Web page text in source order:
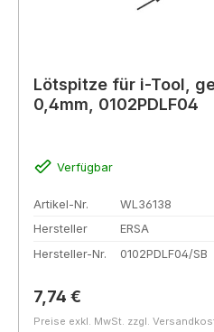
Lötspitze für i-Tool,
0,4mm, 0102PDLF04
Verfügbar
Artikel-Nr.
WL36138
Hersteller
ERSA
Hersteller-Nr.
0102PDLF04/SB
Regulärer Preis:
7,74 €
Preise exkl. MwSt. zzgl.